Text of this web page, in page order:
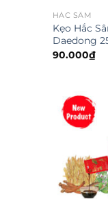
HẮC SÂM
Kẹo Hắc
Daedong
90.000₫